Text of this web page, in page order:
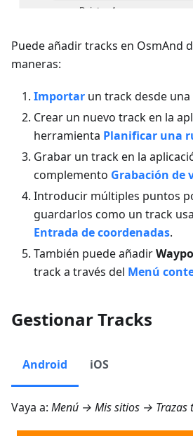
Puede añadir tracks en OsmAnd
maneras:
Importar un track desde
Crear un nuevo track en la
herramienta Planificar una
Grabar un track en la
complemento Grabación de
Introducir múltiples puntos
guardarlos como un track
Entrada de coordenadas.
También puede añadir
track a través del Menú
Gestionar Tracks
Android iOS
Vaya a: Menú → Mis sitios → Trazas